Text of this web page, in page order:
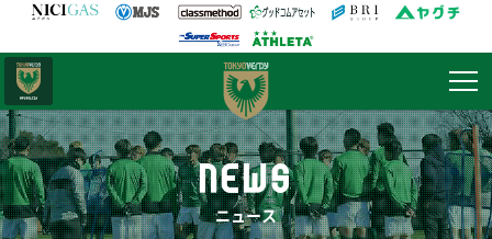
NEWS
ニュース